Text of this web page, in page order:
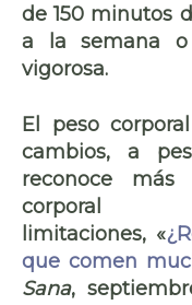
de 150 minutos
a la semana
vigorosa.
El peso
cambios, a
reconoce
limitaciones, «
que comen
Sana,